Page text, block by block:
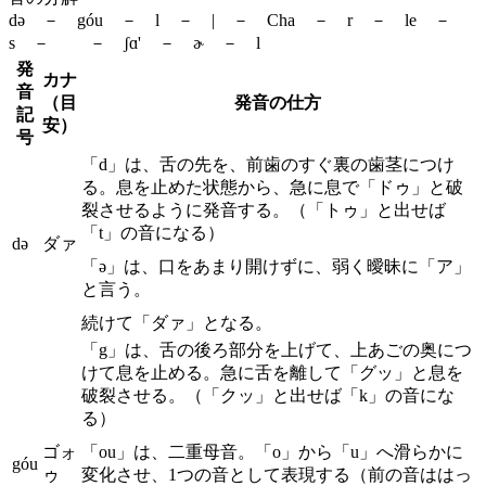
də － góu － l － | － Cha － r － le －
s － － ʃɑ' － ɚ － l
発
音
記
号
カナ
（目
安）
発音の仕方
də ダァ
「d」は、舌の先を、前歯のすぐ裏の歯茎につけ
る。息を止めた状態から、急に息で「ドゥ」と破
裂させるように発音する。（「トゥ」と出せば
「t」の音になる）
「ə」は、口をあまり開けずに、弱く曖昧に「ア」
と言う。
続けて「ダァ」となる。
góu
ゴォ
ゥ
「g」は、舌の後ろ部分を上げて、上あごの奥につ
けて息を止める。急に舌を離して「グッ」と息を
破裂させる。（「クッ」と出せば「k」の音にな
る）
「ou」は、二重母音。「o」から「u」へ滑らかに
変化させ、1つの音として表現する（前の音ははっ